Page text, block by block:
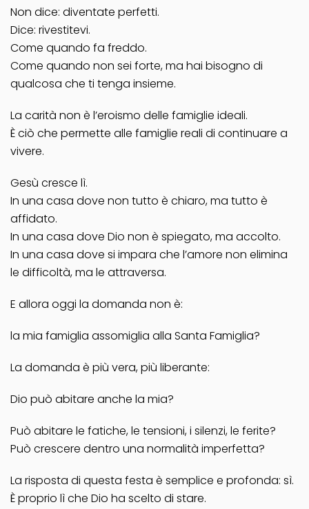
Non dice: diventate perfetti.
Dice: rivestitevi.
Come quando fa freddo.
Come quando non sei forte, ma hai bisogno di
qualcosa che ti tenga insieme.
La carità non è l’eroismo delle famiglie ideali.
È ciò che permette alle famiglie reali di continuare a
vivere.
Gesù cresce lì.
In una casa dove non tutto è chiaro, ma tutto è
affidato.
In una casa dove Dio non è spiegato, ma accolto.
In una casa dove si impara che l’amore non elimina
le difficoltà, ma le attraversa.
E allora oggi la domanda non è:
la mia famiglia assomiglia alla Santa Famiglia?
La domanda è più vera, più liberante:
Dio può abitare anche la mia?
Può abitare le fatiche, le tensioni, i silenzi, le ferite?
Può crescere dentro una normalità imperfetta?
La risposta di questa festa è semplice e profonda: sì.
È proprio lì che Dio ha scelto di stare.